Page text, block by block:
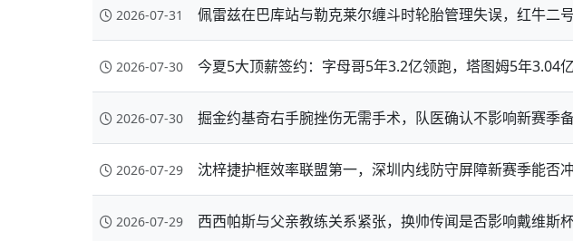
2026-07-31 佩雷兹在巴库站与勒克莱尔缠斗时轮胎管理失误，红牛二
2026-07-30 今夏5大顶薪签约：字母哥5年3.2亿领跑，塔图姆5年3.04
2026-07-30 掘金约基奇右手腕挫伤无需手术，队医确认不影响新赛季
2026-07-29 沈梓捷护框效率联盟第一，深圳内线防守屏障新赛季能否
2026-07-29 西西帕斯与父亲教练关系紧张，换帅传闻是否影响戴维斯杯